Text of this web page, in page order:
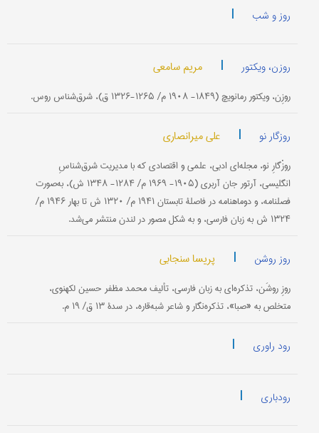
روز و شب |
روزن، ویکتور | مریم سامعی
روزِن، ویکتور رمانویچ (۱۸۴۹- ۱۹۰۸ م/ ۱۲۶۵-۱۳۲۶ ق)، شرق‌شناس روس.
روزگار نو | علی میرانصاری
روزْگارِ نو، مجله‌ای ادبی، علمی و اقتصادی که با مدیریت شرق‌شناسِ
انگلیسی، آرتور جان آربری (۱۹۰۵- ۱۹۶۹ م/ ۱۲۸۴- ۱۳۴۸ ش)، به‌صورت
فصلنامه، و دوماهنامه در فاصلۀ تابستان ۱۹۴۱ م/ ۱۳۲۰ ش تا بهار ۱۹۴۶ م/
۱۳۲۴ ش به زبان فارسی، و به شکل مصور در لندن منتشر می‌شد.
روز روشن | پریسا سنجابی
روزِ روشَن، تذکره‌ای به زبان فارسی، تألیف محمد مظفر حسین لکهنوی،
متخلص به «صبا»، تذکره‌نگار و شاعر شبه‌قاره، در سدۀ ۱۳ ق/ ۱۹ م.
رود راوری |
رودباری |